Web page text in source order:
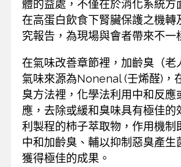
體的益處，不僅在於消化系統方
在高蛋白飲食下腎臟保護之機轉
究報告，為現場與會者帶來不一
在氣味改善章節裡，加齡臭（老
氣味來源為Nonenal (壬烯醛)，
臭方法裡，化學法利用中和反應
應，去除或緩和臭味具有極佳的
利製程的柿子萃取物，作用機制
中和加齡臭、輔以抑制惡臭產生
獲得極佳的成果。